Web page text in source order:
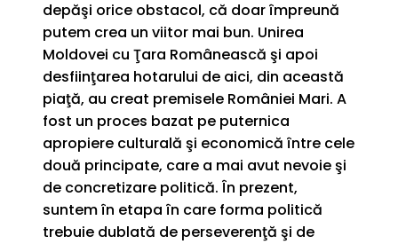
depăşi orice obstacol, că doar împreună
putem crea un viitor mai bun. Unirea
Moldovei cu Ţara Românească şi apoi
desfiinţarea hotarului de aici, din această
piaţă, au creat premisele României Mari. A
fost un proces bazat pe puternica
apropiere culturală şi economică între cele
două principate, care a mai avut nevoie şi
de concretizare politică. În prezent,
suntem în etapa în care forma politică
trebuie dublată de perseverenţă şi de